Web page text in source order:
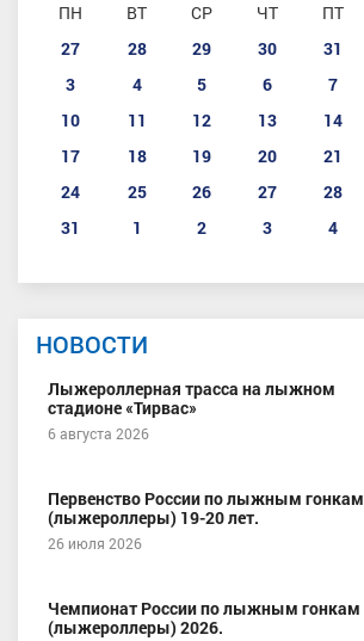
ПН ВТ СР ЧТ ПТ
27
28 29 30 31
3
4 5 6 7
10
11 12 13 14
17
18 19 20 21
24
25 26 27 28
31
1 2 3 4
НОВОСТИ
Лыжероллерная трасса на лыжном
стадионе «Тирвас»
6 августа 2026
Первенство России по лыжным гонкам
(лыжероллеры) 19-20 лет.
26 июля 2026
Чемпионат России по лыжным гонкам
(лыжероллеры) 2026.